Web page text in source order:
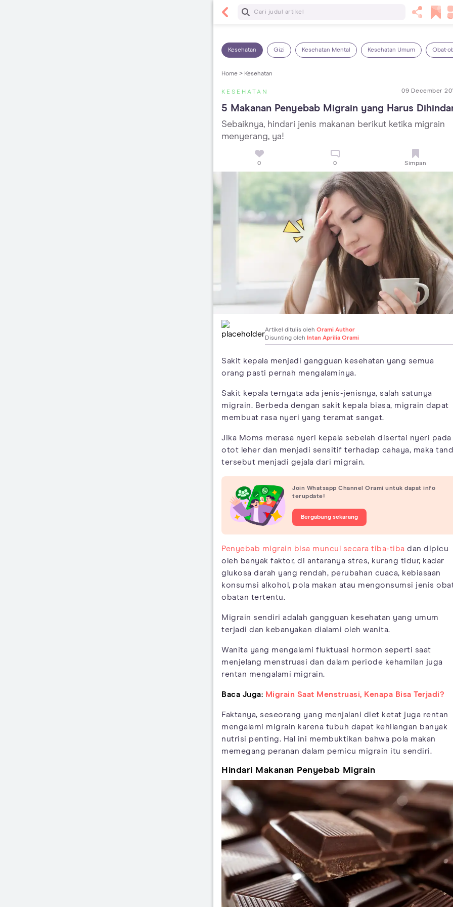
Baca Selanjutnya
Kesehatan Gizi Kesehatan Mental Kesehatan Umum Obat-
Home > Kesehatan
KESEHATAN 09 December
5 Makanan Penyebab Migrain yang Harus
Sebaiknya, hindari jenis makanan berikut ketika migrain
menyerang, ya!
0 0 Simpan
Artikel ditulis oleh Orami Author
Disunting oleh Intan Aprilia Orami
Sakit kepala menjadi gangguan kesehatan yang semua
orang pasti pernah mengalaminya.
Sakit kepala ternyata ada jenis-jenisnya, salah satunya
migrain. Berbeda dengan sakit kepala biasa, migrain dapat
membuat rasa nyeri yang teramat sangat.
Jika Moms merasa nyeri kepala sebelah disertai nyeri pada
otot leher dan menjadi sensitif terhadap cahaya, maka
tersebut menjadi gejala dari migrain.
Join Whatsapp Channel Orami untuk dapat info
terupdate!
Bergabung sekarang
Penyebab migrain bisa muncul secara tiba-tiba dan dipicu
oleh banyak faktor, di antaranya stres, kurang tidur, kadar
glukosa darah yang rendah, perubahan cuaca, kebiasaan
konsumsi alkohol, pola makan atau mengonsumsi jenis
obatan tertentu.
Migrain sendiri adalah gangguan kesehatan yang umum
terjadi dan kebanyakan dialami oleh wanita.
Wanita yang mengalami fluktuasi hormon seperti saat
menjelang menstruasi dan dalam periode kehamilan juga
rentan mengalami migrain.
Baca Juga: Migrain Saat Menstruasi, Kenapa Bisa Terjadi?
Faktanya, seseorang yang menjalani diet ketat juga rentan
mengalami migrain karena tubuh dapat kehilangan banyak
nutrisi penting. Hal ini membuktikan bahwa pola makan
memegang peranan dalam pemicu migrain itu sendiri.
Hindari Makanan Penyebab Migrain